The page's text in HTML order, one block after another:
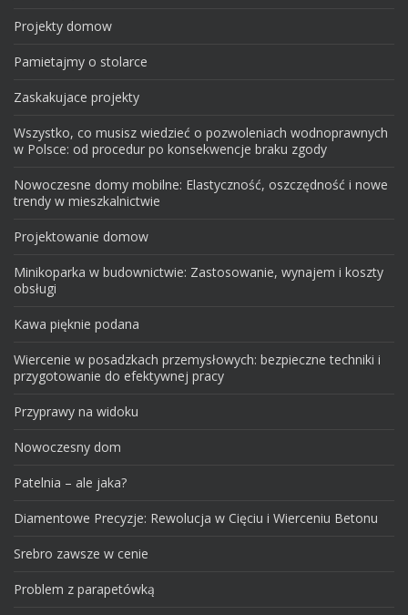
Projekty domow
Pamietajmy o stolarce
Zaskakujace projekty
Wszystko, co musisz wiedzieć o pozwoleniach wodnoprawnych
w Polsce: od procedur po konsekwencje braku zgody
Nowoczesne domy mobilne: Elastyczność, oszczędność i nowe
trendy w mieszkalnictwie
Projektowanie domow
Minikoparka w budownictwie: Zastosowanie, wynajem i koszty
obsługi
Kawa pięknie podana
Wiercenie w posadzkach przemysłowych: bezpieczne techniki i
przygotowanie do efektywnej pracy
Przyprawy na widoku
Nowoczesny dom
Patelnia – ale jaka?
Diamentowe Precyzje: Rewolucja w Cięciu i Wierceniu Betonu
Srebro zawsze w cenie
Problem z parapetówką